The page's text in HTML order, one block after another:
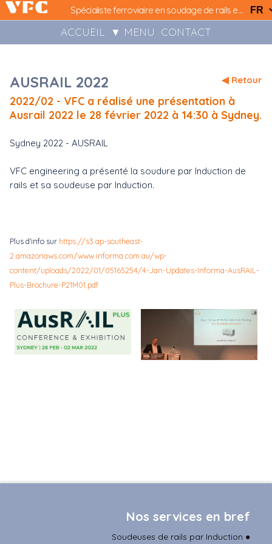
Spécialiste ferroviaire en soudage de rails et installations LRS..
ACCUEIL ▼ MENU CONTACT
◀ Retour
AUSRAIL 2022
2022/02 - VFC a réalisé une présentation à
Ausrail 2022 le 28 février 2022 à 14:30 à Sydney.
Sydney 2022 - AUSRAIL
VFC engineering a présenté la soudure par Induction de
rails et sa soudeuse par Induction.
Plus d'info sur https://s3.ap-southeast-
2.amazonaws.com/www.informa.com.au/wp-
content/uploads/2022/01/05165254/4-Jan-Updates-Informa-AusRAIL-
Plus-Brochure-P21M01.pdf
Nos services en bref
Soudeuses de rails par Induction ●